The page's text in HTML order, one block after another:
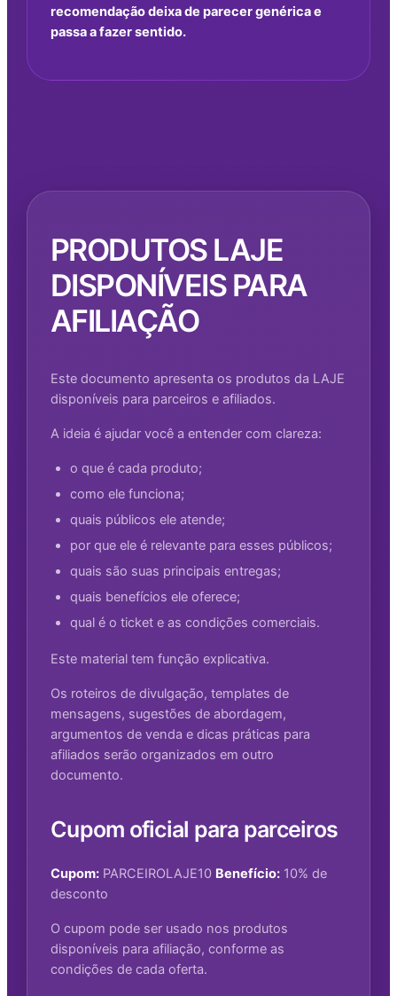
recomendação deixa de parecer genérica e
passa a fazer sentido.
PRODUTOS LAJE
DISPONÍVEIS PARA
AFILIAÇÃO
Este documento apresenta os produtos da LAJE
disponíveis para parceiros e afiliados.
A ideia é ajudar você a entender com clareza:
o que é cada produto;
como ele funciona;
quais públicos ele atende;
por que ele é relevante para esses públicos;
quais são suas principais entregas;
quais benefícios ele oferece;
qual é o ticket e as condições comerciais.
Este material tem função explicativa.
Os roteiros de divulgação, templates de
mensagens, sugestões de abordagem,
argumentos de venda e dicas práticas para
afiliados serão organizados em outro
documento.
Cupom oficial para parceiros
Cupom: PARCEIROLAJE10 Benefício: 10% de
desconto
O cupom pode ser usado nos produtos
disponíveis para afiliação, conforme as
condições de cada oferta.